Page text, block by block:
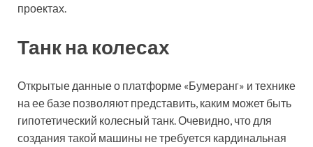
проектах.
Танк на колесах
Открытые данные о платформе «Бумеранг» и технике
на ее базе позволяют представить, каким может быть
гипотетический колесный танк. Очевидно, что для
создания такой машины не требуется кардинальная